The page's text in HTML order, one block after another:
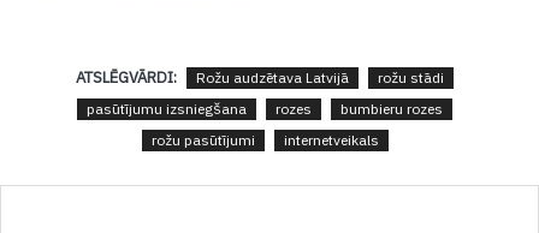
ATSLĒGVĀRDI: Rožu audzētava Latvijā
rožu stādi
pasūtījumu izsniegšana
rozes
bumbieru rozes
rožu pasūtījumi
internetveikals